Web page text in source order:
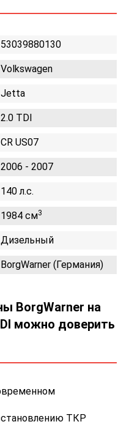
53039880130
Volkswagen
Jetta
2.0 TDI
CR US07
2006 - 2007
140 л.с.
1984 см3
Дизельный
BorgWarner (Германия)
BorgWarner на
можно доверить
ТКР